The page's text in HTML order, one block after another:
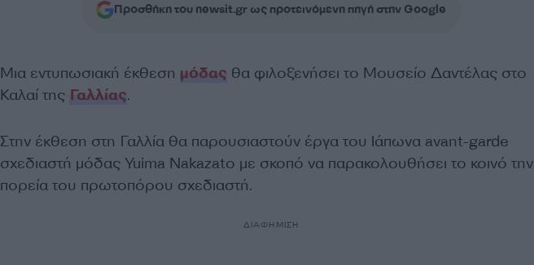
Προσθήκη του newsit.gr ως προτεινόμενη πηγή στην Google
Μια εντυπωσιακή έκθεση μόδας θα φιλοξενήσει το Μουσείο Δαντέλας στο
Καλαί της Γαλλίας.
Στην έκθεση στη Γαλλία θα παρουσιαστούν έργα του Ιάπωνα avant-garde
σχεδιαστή μόδας Yuima Nakazato με σκοπό να παρακολουθήσει το κοινό την
πορεία του πρωτοπόρου σχεδιαστή.
ΔΙΑΦΗΜΙΣΗ